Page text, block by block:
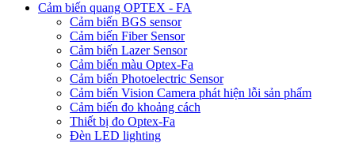
Cảm biến quang OPTEX - FA
Cảm biến BGS sensor
Cảm biến Fiber Sensor
Cảm biến Lazer Sensor
Cảm biến màu Optex-Fa
Cảm biến Photoelectric Sensor
Cảm biến Vision Camera phát hiện lỗi sản phẩm
Cảm biến đo khoảng cách
Thiết bị đo Optex-Fa
Đèn LED lighting